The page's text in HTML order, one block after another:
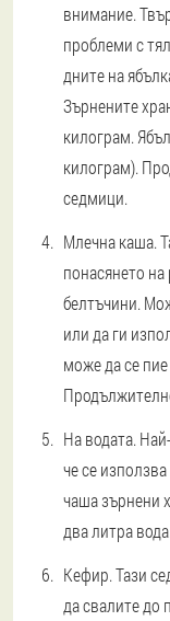
внимание.
проблеми с
дните на
Зърнените
килограм.
килограм).
седмици.
Млечна каша.
понасянето
белтъчини.
или да ги
може да се
На водата.
че се
чаша зърнени
два литра вода.
Кефир. Тази
да свалите до